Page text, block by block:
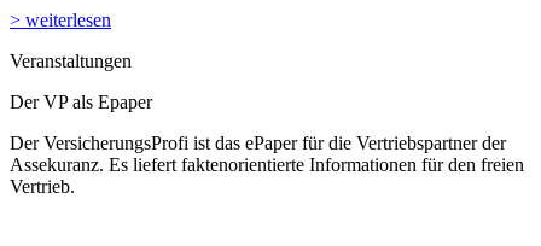
> weiterlesen
Veranstaltungen
Der VP als Epaper
Der VersicherungsProfi ist das ePaper für die Vertriebspartner der
Assekuranz. Es liefert faktenorientierte Informationen für den freien
Vertrieb.